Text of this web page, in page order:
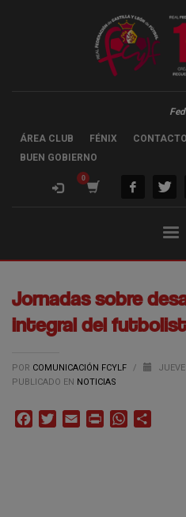
ÁREA CLUB FÉNIX CONTACTO
BUEN GOBIERNO
Jornadas sobre
integral del
POR COMUNICACIÓN FCYLF /
PUBLICADO EN NOTICIAS
FacebookTwitterEmail Print WhatsApp